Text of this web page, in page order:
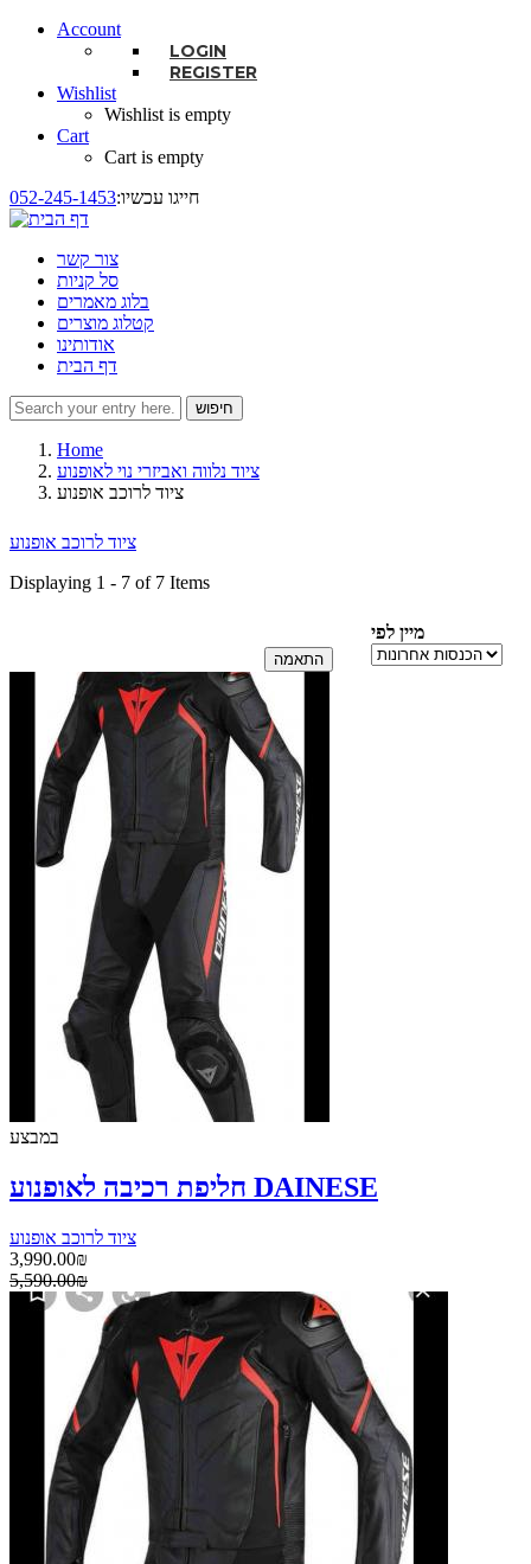
Account
LOGIN
REGISTER
Wishlist
Wishlist is empty
Cart
Cart is empty
052-245-1453 :חייגו עכשיו
צור קשר
סל קניות
בלוג מאמרים
קטלוג מוצרים
אודותינו
דף הבית
חיפוש
Home
ציוד נלווה ואביזרי נוי לאופנוע
ציוד לרוכב אופנוע
ציוד לרוכב אופנוע
Displaying 1 - 7 of 7 Items
מיין לפי
במבצע
חליפת רכיבה לאופנוע DAINESE
ציוד לרוכב אופנוע
3,990.00₪
5,590.00₪